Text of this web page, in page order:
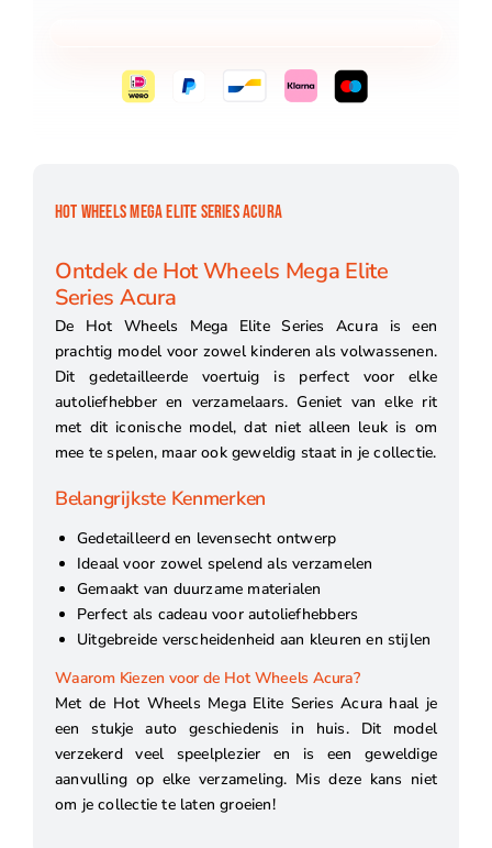
HOT WHEELS MEGA ELITE SERIES ACURA
Ontdek de Hot Wheels Mega Elite
Series Acura
De Hot Wheels Mega Elite Series Acura is een
prachtig model voor zowel kinderen als volwassenen.
Dit gedetailleerde voertuig is perfect voor elke
autoliefhebber en verzamelaars. Geniet van elke rit
met dit iconische model, dat niet alleen leuk is om
mee te spelen, maar ook geweldig staat in je collectie.
Belangrijkste Kenmerken
Gedetailleerd en levensecht ontwerp
Ideaal voor zowel spelend als verzamelen
Gemaakt van duurzame materialen
Perfect als cadeau voor autoliefhebbers
Uitgebreide verscheidenheid aan kleuren en stijlen
Waarom Kiezen voor de Hot Wheels Acura?
Met de Hot Wheels Mega Elite Series Acura haal je
een stukje auto geschiedenis in huis. Dit model
verzekerd veel speelplezier en is een geweldige
aanvulling op elke verzameling. Mis deze kans niet
om je collectie te laten groeien!